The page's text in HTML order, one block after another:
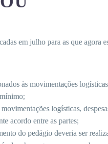
em julho para as que agora
às movimentações
logísticas,
acordo entre as partes;
do pedágio deveria ser